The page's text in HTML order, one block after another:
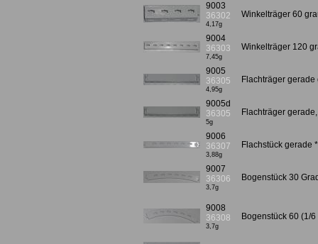
9003
36302
4,17g
Winkelträger 60
9004
36303
7,45g
Winkelträger 120
9005
36305
4,95g
Flachträger gerade
9005d
36305
5g
Flachträger
9006
36307
3,88g
Flachstück gerade
9007
36306
3,7g
Bogenstück 30
9008
36308
3,7g
Bogenstück 60 (1/